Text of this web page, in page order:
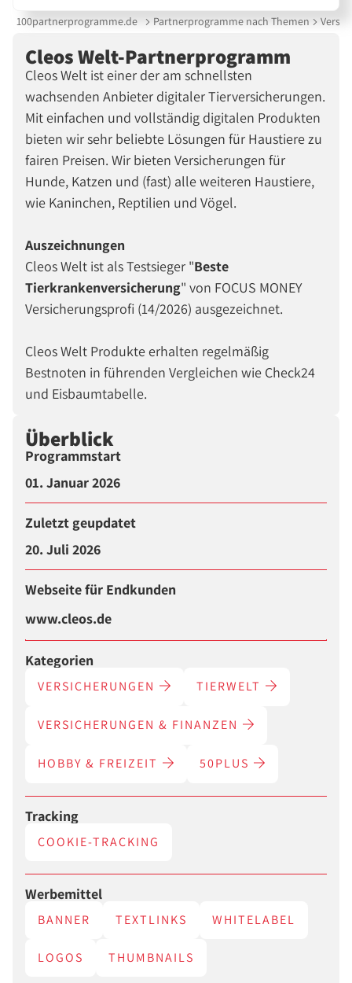
100partnerprogramme.de Partnerprogramme nach Themen
Cleos Welt-Partnerprogramm
Cleos Welt ist einer der am schnellsten
wachsenden Anbieter digitaler Tierversicherungen.
Mit einfachen und vollständig digitalen Produkten
bieten wir sehr beliebte Lösungen für Haustiere zu
fairen Preisen. Wir bieten Versicherungen für
Hunde, Katzen und (fast) alle weiteren Haustiere,
wie Kaninchen, Reptilien und Vögel.
Auszeichnungen
Cleos Welt ist als Testsieger "Beste
Tierkrankenversicherung" von FOCUS MONEY
Versicherungsprofi (14/2026) ausgezeichnet.
Cleos Welt Produkte erhalten regelmäßig
Bestnoten in führenden Vergleichen wie Check24
und Eisbaumtabelle.
Überblick
Programmstart
01. Januar 2026
Zuletzt geupdatet
20. Juli 2026
Webseite für Endkunden
www.cleos.de
Kategorien
VERSICHERUNGEN TIERWELT
VERSICHERUNGEN & FINANZEN
HOBBY & FREIZEIT 50PLUS
Tracking
COOKIE-TRACKING
Werbemittel
BANNER TEXTLINKS WHITELABEL
LOGOS THUMBNAILS